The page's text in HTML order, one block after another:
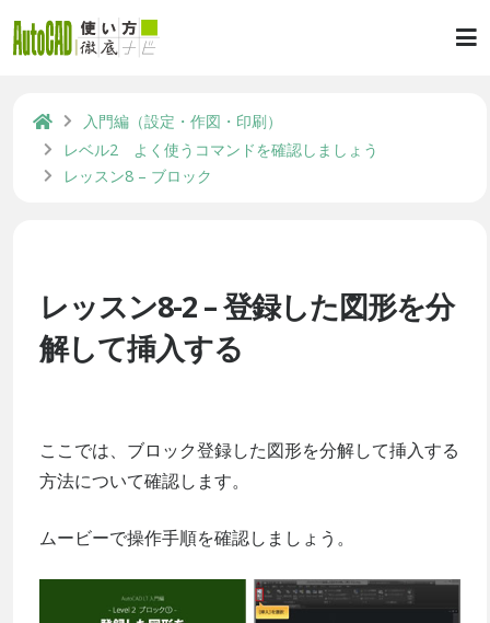
入門編（設定・作図・印刷）
レベル2 よく使うコマンドを確認しましょう
レッスン8 – ブロック
レッスン8-2 – 登録した図形を分
解して挿入する
ここでは、ブロック登録した図形を分解して挿入する
方法について確認します。
ムービーで操作手順を確認しましょう。